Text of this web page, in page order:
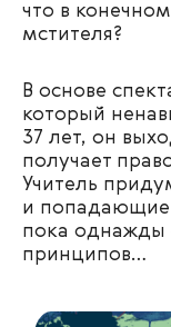
что в
мстителя?
В основе
который
37 лет, он
получает
Учитель
и попадающие
пока однажды
принципов…